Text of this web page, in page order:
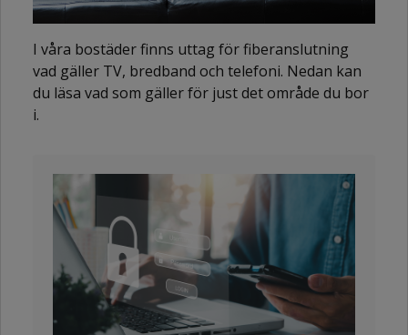
I våra bostäder finns uttag för fiberanslutning
vad gäller TV, bredband och telefoni. Nedan kan
du läsa vad som gäller för just det område du bor
i.